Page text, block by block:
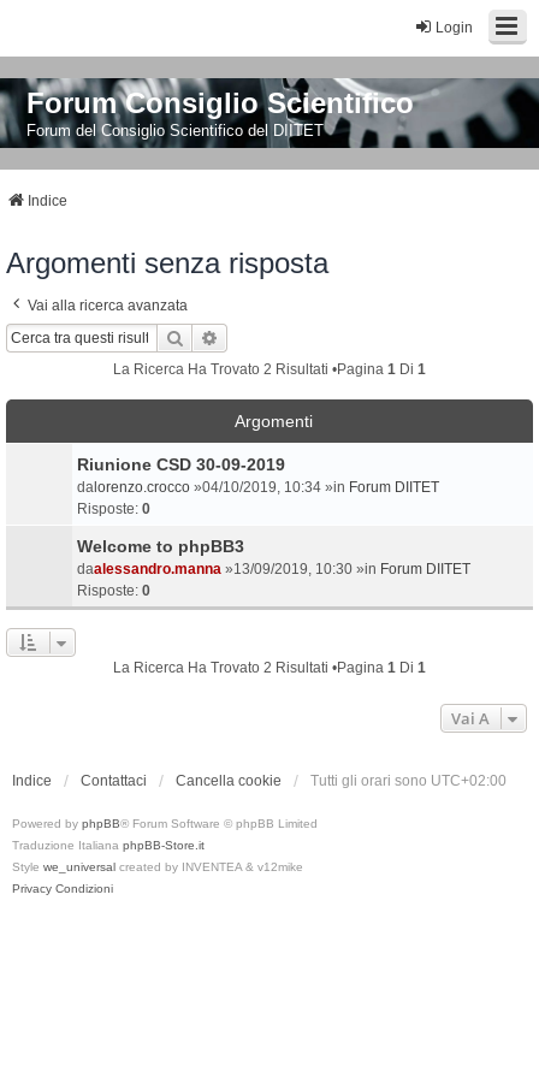
Login
Forum Consiglio Scientifico
Forum del Consiglio Scientifico del DIITET
Indice
Argomenti senza risposta
Vai alla ricerca avanzata
Cerca
La Ricerca Ha Trovato 2 Risultati •Pagina 1 Di 1
Argomenti
Riunione CSD 30-09-2019
da lorenzo.crocco »04/10/2019, 10:34 »in Forum DIITET
Risposte: 0
Welcome to phpBB3
daalessandro.manna »13/09/2019, 10:30 »in Forum DIITET
Risposte: 0
La Ricerca Ha Trovato 2 Risultati •Pagina 1 Di 1
Vai A
Indice Contattaci Cancella cookie Tutti gli orari sono UTC+02:00
Powered by phpBB® Forum Software © phpBB Limited
Traduzione Italiana phpBB-Store.it
Style we_universal created by INVENTEA & v12mike
Privacy Condizioni